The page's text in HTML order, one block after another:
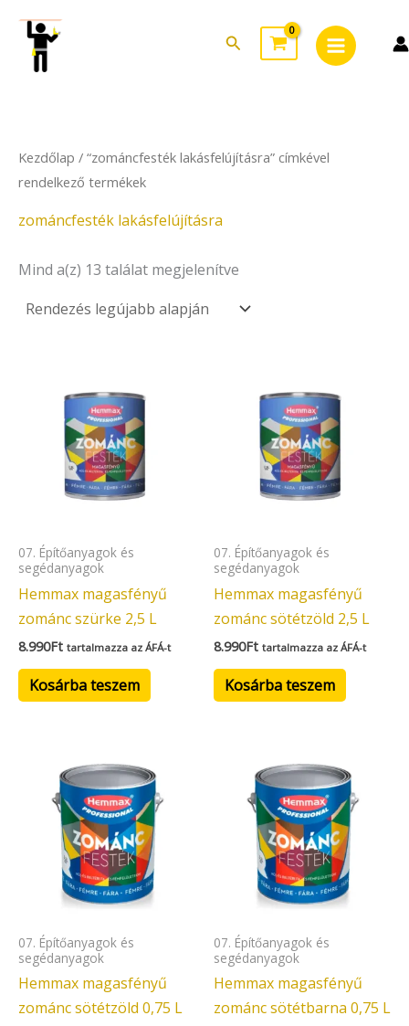
content
Search
Menu
Kezdőlap / “zománcfesték lakásfelújításra” címkével
rendelkező termékek
zománcfesték lakásfelújításra
Mind a(z) 13 találat megjelenítve
latest
07. Építőanyagok és
segédanyagok
Hemmax magasfényű
zománc szürke 2,5 L
8.990Ft tartalmazza az ÁFÁ-t
Kosárba teszem
07. Építőanyagok és
segédanyagok
Hemmax magasfényű
zománc sötétzöld 2,5 L
8.990Ft tartalmazza az ÁFÁ-t
Kosárba teszem
07. Építőanyagok és
segédanyagok
Hemmax magasfényű
zománc sötétzöld 0,75 L
07. Építőanyagok és
segédanyagok
Hemmax magasfényű
zománc sötétbarna 0,75 L